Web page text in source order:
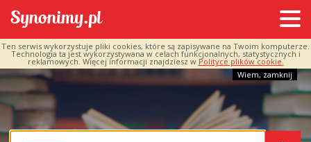
Ten serwis wykorzystuje pliki cookies, które są zapisywane na Twoim komputerze.
Technologia ta jest wykorzystywana w celach funkcjonalnych, statystycznych i
reklamowych. Więcej informacji znajdziesz w Polityce plików cookie.
Wiem, zamknij